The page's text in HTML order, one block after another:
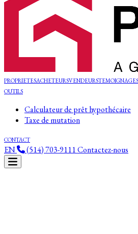
PROPRIETESACHETEURSVENDEURSTEMOIGNAGES
OUTILS
Calculateur de prêt hypothécaire
Taxe de mutation
CONTACT
EN (514) 703-9111Contactez-nous